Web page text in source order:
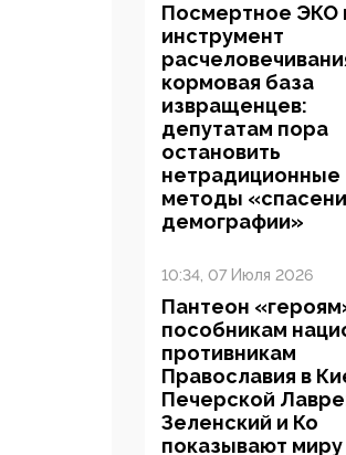
Посмертное ЭКО
инструмент
кормовая база
извращенцев:
депутатам пора
остановить
нетрадиционные
методы
демографии»
10:34, 07 Июля 2026
Пантеон
пособникам
противникам
Православия в
Печерской
Зеленский и Ко
показывают миру